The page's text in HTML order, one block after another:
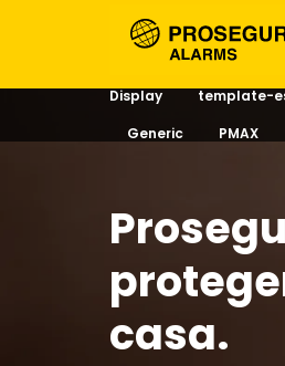
Display template-
Generic
PMAX
casa.